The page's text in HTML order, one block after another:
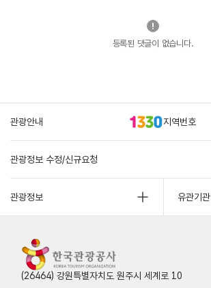
등록된 댓글이 없습니다.
관광안내 지역번호
관광정보 수정/신규요청
관광정보 유관기관
(26464) 강원특별자치도 원주시 세계로 10